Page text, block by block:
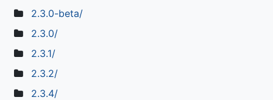
2.3.0-beta/
2.3.0/
2.3.1/
2.3.2/
2.3.4/